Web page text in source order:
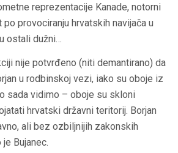
reprezentacije Kanade, notorni
po provociranju hrvatskih navijača u
ostali dužni…
nije potvrđeno (niti demantirano) da
u rodbinskoj vezi, iako su oboje iz
sada vidimo – oboje su skloni
hrvatski državni teritorij. Borjan
ali bez ozbiljnijih zakonskih
Bujanec.